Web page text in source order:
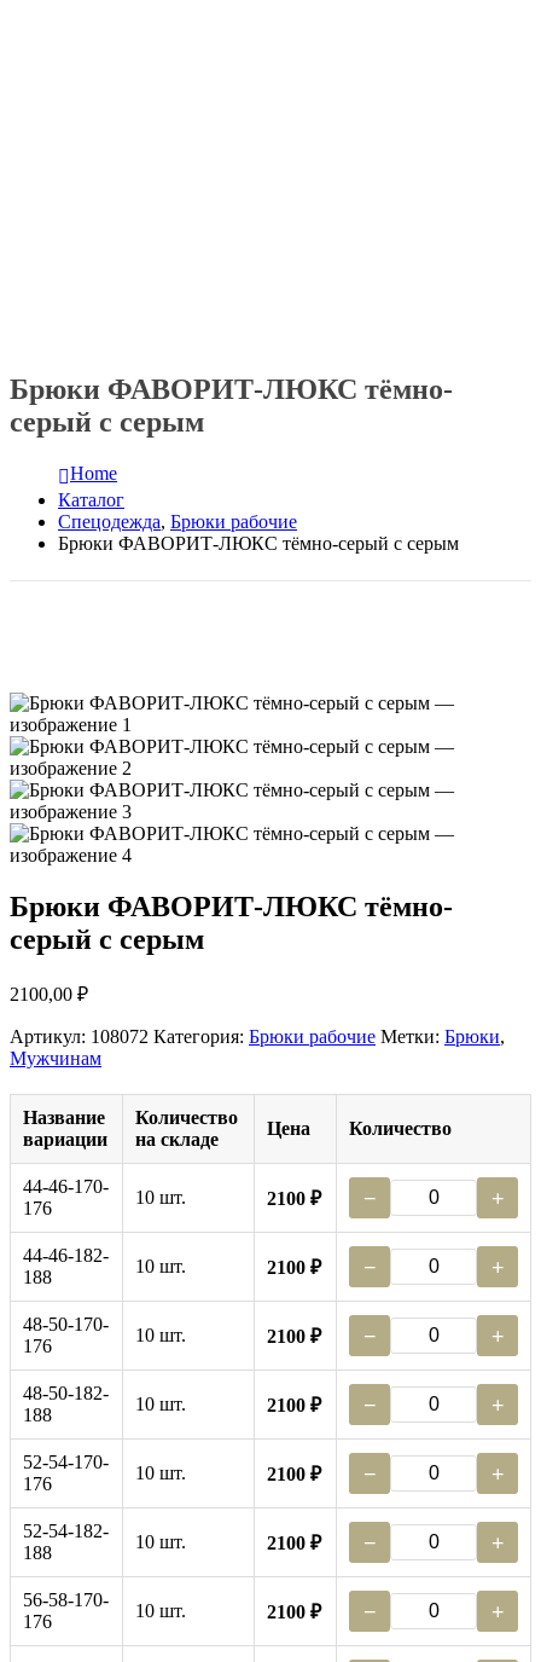
Брюки ФАВОРИТ-ЛЮКС тёмно-
серый с серым
Home
Каталог
Спецодежда, Брюки рабочие
Брюки ФАВОРИТ-ЛЮКС тёмно-серый с серым
Брюки ФАВОРИТ-ЛЮКС тёмно-
серый с серым
2100,00 ₽
Артикул: 108072 Категория: Брюки рабочие Метки: Брюки,
Мужчинам
Название
вариации
Количество
на складе
Цена Количество
44-46-170-
176
10 шт. 2100 ₽ − +
44-46-182-
188
10 шт. 2100 ₽ − +
48-50-170-
176
10 шт. 2100 ₽ − +
48-50-182-
188
10 шт. 2100 ₽ − +
52-54-170-
176
10 шт. 2100 ₽ − +
52-54-182-
188
10 шт. 2100 ₽ − +
56-58-170-
176
10 шт. 2100 ₽ − +